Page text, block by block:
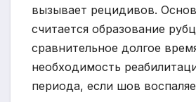
вызывает рецидивов.
считается образование
сравнительное долгое
необходимость
периода, если шов